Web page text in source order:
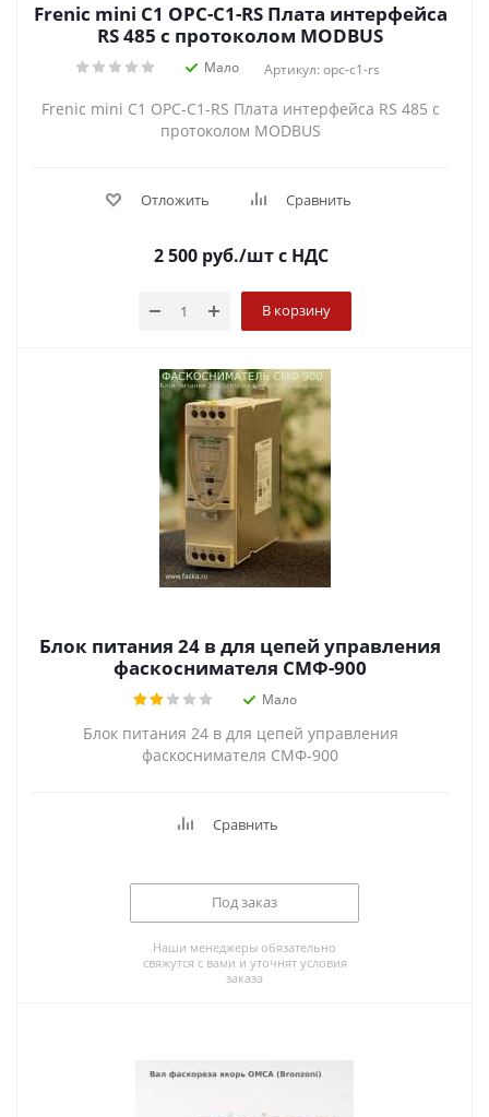
Frenic mini C1 OPC-C1-RS Плата интерфейса
RS 485 с протоколом MODBUS
Мало Артикул: opc-c1-rs
Frenic mini C1 OPC-C1-RS Плата интерфейса RS 485 с
протоколом MODBUS
Отложить Сравнить
2 500руб./штс НДС
В корзину
Блок питания 24 в для цепей управления
фаскоснимателя СМФ-900
Мало
Блок питания 24 в для цепей управления
фаскоснимателя СМФ-900
Сравнить
Под заказ
Наши менеджеры обязательно
свяжутся с вами и уточнят условия
заказа